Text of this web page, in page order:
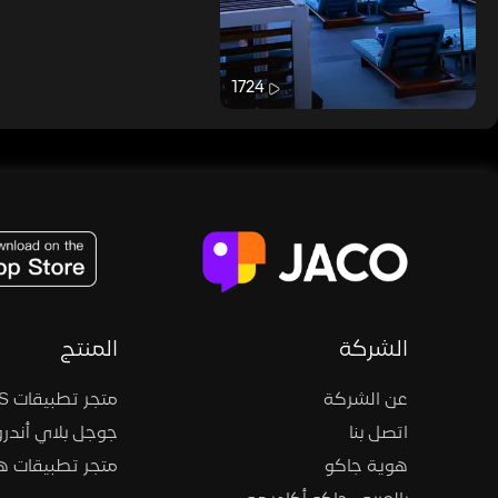
1724
الشركة
عن الشركة
اتصل بنا
هوية جاكو
المنتج
متجر تطبيقات iOS
جوجل بلاي
متجر تطبيقات